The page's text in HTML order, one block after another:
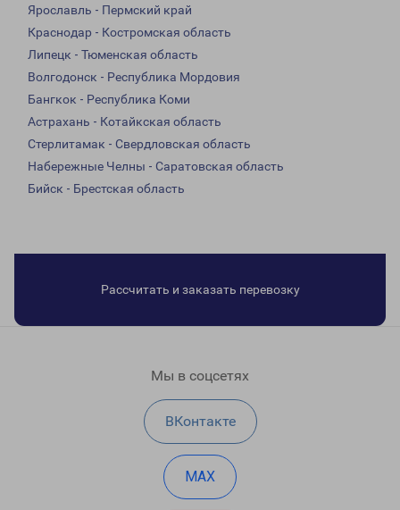
Ярославль - Пермский край
Краснодар - Костромская область
Липецк - Тюменская область
Волгодонск - Республика Мордовия
Бангкок - Республика Коми
Астрахань - Котайкская область
Стерлитамак - Свердловская область
Набережные Челны - Саратовская область
Бийск - Брестская область
Рассчитать и заказать перевозку
Мы в соцсетях
ВКонтакте
MAX